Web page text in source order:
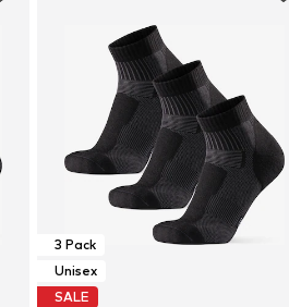
3 Pack
Unisex
SALE